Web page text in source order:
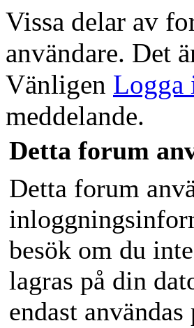
Vissa delar av
användare. Det
Vänligen Logga
meddelande.
Detta forum
Detta forum
besök om du
lagras på din
endast